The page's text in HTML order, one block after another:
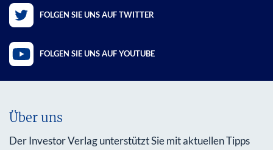
FOLGEN SIE UNS AUF TWITTER
FOLGEN SIE UNS AUF YOUTUBE
Über uns
Der Investor Verlag unterstützt Sie mit aktuellen Tipps